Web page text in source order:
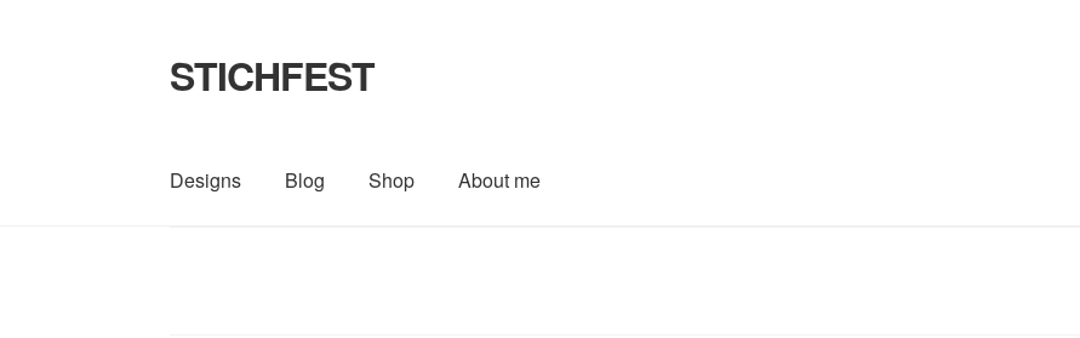
Zur
Navigation
Zum
Inhalt
STICHFEST
Designs Blog Shop About me